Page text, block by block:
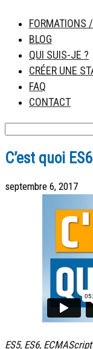
FORMATIONS
BLOG
QUI SUIS-JE ?
CRÉER UNE
FAQ
CONTACT
C’est quoi
septembre 6, 2017
ES5, ES6,